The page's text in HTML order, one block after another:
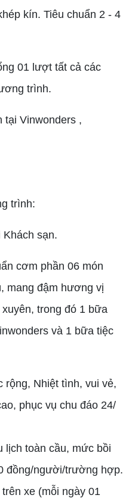
kín. Tiêu chuẩn 2 - 4
01 lượt tất cả các
trình.
tại Vinwonders ,
trình:
sạn.
cơm phần 06 món
mang đậm hương vị
trong đó 1 bữa
và 1 bữa tiệc
rộng, Nhiệt tình, vui vẻ,
phục vụ chu đáo 24/
lịch toàn cầu, mức bồi
đồng/người/trường hợp.
xe (mỗi ngày 01